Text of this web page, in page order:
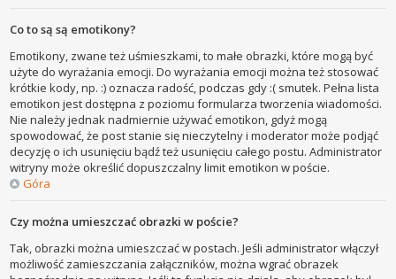
Co to są są emotikony?
Emotikony, zwane też uśmieszkami, to małe obrazki, które mogą być
użyte do wyrażania emocji. Do wyrażania emocji można też stosować
krótkie kody, np. :) oznacza radość, podczas gdy :( smutek. Pełna lista
emotikon jest dostępna z poziomu formularza tworzenia wiadomości.
Nie należy jednak nadmiernie używać emotikon, gdyż mogą
spowodować, że post stanie się nieczytelny i moderator może podjąć
decyzję o ich usunięciu bądź też usunięciu całego postu. Administrator
witryny może określić dopuszczalny limit emotikon w poście.
Góra
Czy można umieszczać obrazki w poście?
Tak, obrazki można umieszczać w postach. Jeśli administrator włączył
możliwość zamieszczania załączników, można wgrać obrazek